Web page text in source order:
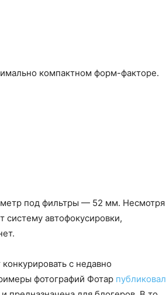
компактном форм-факторе.
под фильтры — 52 мм. Несмотря
автофокусировки,
с недавно
фотографий Фотар публиковал